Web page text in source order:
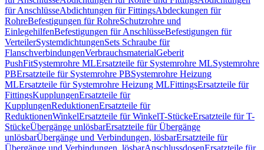
für AnschlüsseAbdichtungen für FittingsAbdeckungen für
RohreBefestigungen für RohreSchutzrohre und
EinlegehilfenBefestigungen für AnschlüsseBefestigungen für
VerteilerSystemdichtungenSets Schraube für
FlanschverbindungenVerbrauchsmaterialGeberit
PushFitSystemrohre MLErsatzteile für Systemrohre MLSystemrohre
PBErsatzteile für Systemrohre PBSystemrohre Heizung
MLErsatzteile für Systemrohre Heizung MLFittingsErsatzteile für
FittingsKupplungenErsatzteile für
KupplungenReduktionenErsatzteile für
ReduktionenWinkelErsatzteile für WinkelT-StückeErsatzteile für T-
StückeÜbergänge unlösbarErsatzteile für Übergänge
unlösbarÜbergänge und Verbindungen, lösbarErsatzteile für
Übergänge und Verbindungen, lösbarAnschlussdosenErsatzteile für